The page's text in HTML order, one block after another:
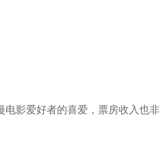
电影爱好者的喜爱，票房收入也非